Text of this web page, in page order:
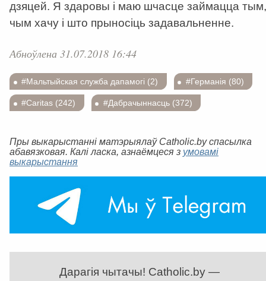
дзяцей. Я здаровы і маю шчасце займацца тым,
чым хачу і што прыносіць задавальненне.
Абноўлена 31.07.2018 16:44
#Мальтыйская служба дапамогі (2) #Германія (80)
#Caritas (242) #Дабрачыннасць (372)
Пры выкарыстанні матэрыялаў Catholic.by спасылка
абавязковая. Калі ласка, азнаёмцеся з умовамі
выкарыстання
Дарагія чытачы! Catholic.by —